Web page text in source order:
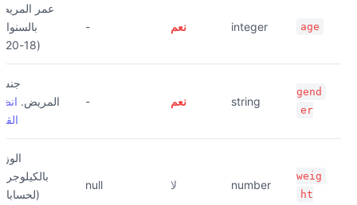
age
integer نعم -
عمر
(18-120)
gend
er
string نعم -
المريض.
weig
ht
number لا null